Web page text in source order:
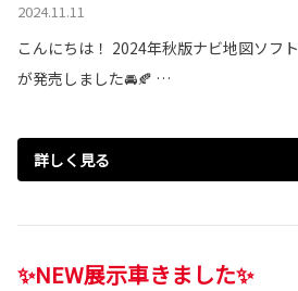
2024.11.11
こんにちは！ 2024年秋版ナビ地図ソフト
が発売しました🚘🍂 …
詳しく見る
✨NEW展示車きました✨